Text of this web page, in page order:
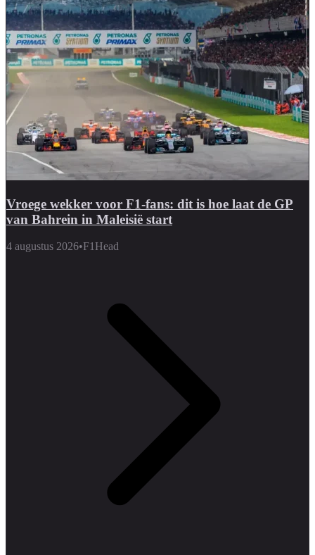
Vroege wekker voor F1-fans: dit is hoe laat de GP
van Bahrein in Maleisië start
4 augustus 2026•F1Head